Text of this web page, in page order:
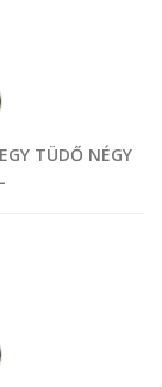
TÜDŐ NÉGY